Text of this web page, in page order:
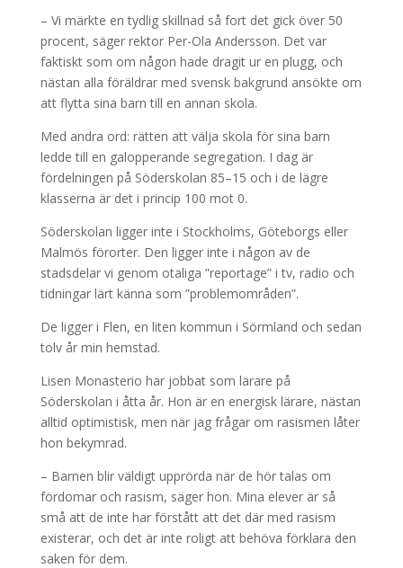
– Vi märkte en tydlig skillnad så fort det gick över 50
procent, säger rektor Per-Ola Andersson. Det var
faktiskt som om någon hade dragit ur en plugg, och
nästan alla föräldrar med svensk bakgrund ansökte om
att flytta sina barn till en annan skola.
Med andra ord: rätten att välja skola för sina barn
ledde till en galopperande segregation. I dag är
fördelningen på Söderskolan 85–15 och i de lägre
klasserna är det i princip 100 mot 0.
Söderskolan ligger inte i Stockholms, Göteborgs eller
Malmös förorter. Den ligger inte i någon av de
stadsdelar vi genom otaliga ”reportage” i tv, radio och
tidningar lärt känna som ”problemområden”.
De ligger i Flen, en liten kommun i Sörmland och sedan
tolv år min hemstad.
Lisen Monasterio har jobbat som lärare på
Söderskolan i åtta år. Hon är en energisk lärare, nästan
alltid optimistisk, men när jag frågar om rasismen låter
hon bekymrad.
– Barnen blir väldigt upprörda när de hör talas om
fördomar och rasism, säger hon. Mina elever är så
små att de inte har förstått att det där med rasism
existerar, och det är inte roligt att behöva förklara den
saken för dem.